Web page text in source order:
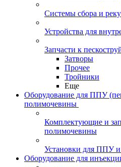
Системы сбора и
Устройства для
Запчасти к
Затворы
Прочее
Тройники
Еще
Оборудование для ППУ
полимочевины
Комплектующие и
полимочевины
Установки для ППУ
Оборудование для